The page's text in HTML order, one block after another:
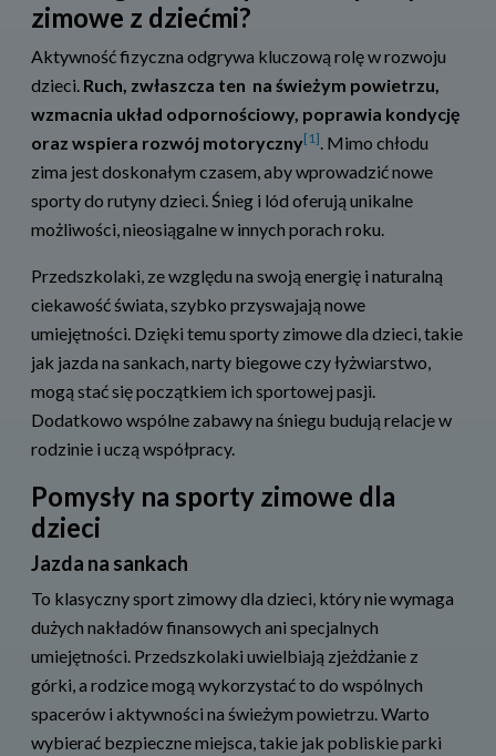
zimowe z dziećmi?
Aktywność fizyczna odgrywa kluczową rolę w rozwoju
dzieci. Ruch, zwłaszcza ten na świeżym powietrzu,
wzmacnia układ odpornościowy, poprawia kondycję
oraz wspiera rozwój motoryczny[1]. Mimo chłodu
zima jest doskonałym czasem, aby wprowadzić nowe
sporty do rutyny dzieci. Śnieg i lód oferują unikalne
możliwości, nieosiągalne w innych porach roku.
Przedszkolaki, ze względu na swoją energię i naturalną
ciekawość świata, szybko przyswajają nowe
umiejętności. Dzięki temu sporty zimowe dla dzieci, takie
jak jazda na sankach, narty biegowe czy łyżwiarstwo,
mogą stać się początkiem ich sportowej pasji.
Dodatkowo wspólne zabawy na śniegu budują relacje w
rodzinie i uczą współpracy.
Pomysły na sporty zimowe dla
dzieci
Jazda na sankach
To klasyczny sport zimowy dla dzieci, który nie wymaga
dużych nakładów finansowych ani specjalnych
umiejętności. Przedszkolaki uwielbiają zjeżdżanie z
górki, a rodzice mogą wykorzystać to do wspólnych
spacerów i aktywności na świeżym powietrzu. Warto
wybierać bezpieczne miejsca, takie jak pobliskie parki